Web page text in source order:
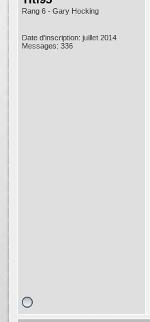
Rang 6 - Gary Hocking
Date d'inscription: juillet 2014
Messages: 336